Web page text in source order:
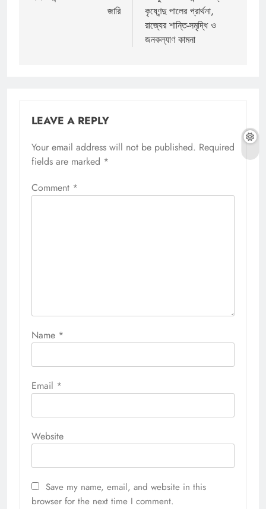
জারি
কৃষ্ণেন্দু পালের প্রার্থনা,
রাজ্যের শান্তি-সমৃদ্ধি ও
জনকল্যাণ কামনা
LEAVE A REPLY
Your email address will not be published. Required
fields are marked *
Comment *
Name *
Email *
Website
Save my name, email, and website in this
browser for the next time I comment.